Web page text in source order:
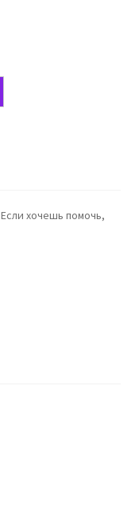
хочешь помочь,